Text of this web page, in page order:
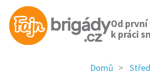
Od
k práci
Domů